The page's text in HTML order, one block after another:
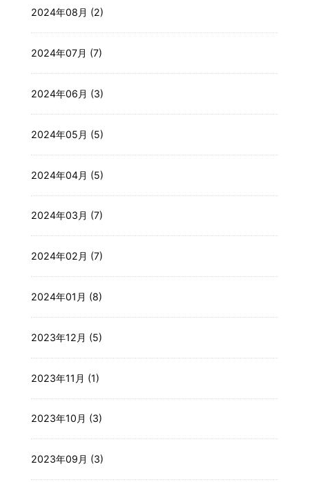
2024年08月 (2)
2024年07月 (7)
2024年06月 (3)
2024年05月 (5)
2024年04月 (5)
2024年03月 (7)
2024年02月 (7)
2024年01月 (8)
2023年12月 (5)
2023年11月 (1)
2023年10月 (3)
2023年09月 (3)